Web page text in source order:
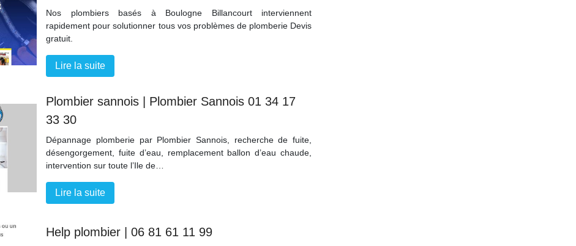
Nos plombiers basés à Boulogne Billancourt interviennent
rapidement pour solutionner tous vos problèmes de plomberie Devis
gratuit.
Lire la suite
Plombier sannois | Plombier Sannois 01 34 17
33 30
Dépannage plomberie par Plombier Sannois, recherche de fuite,
désengorgement, fuite d’eau, remplacement ballon d’eau chaude,
intervention sur toute l’Ile de…
Lire la suite
Help plombier | 06 81 61 11 99